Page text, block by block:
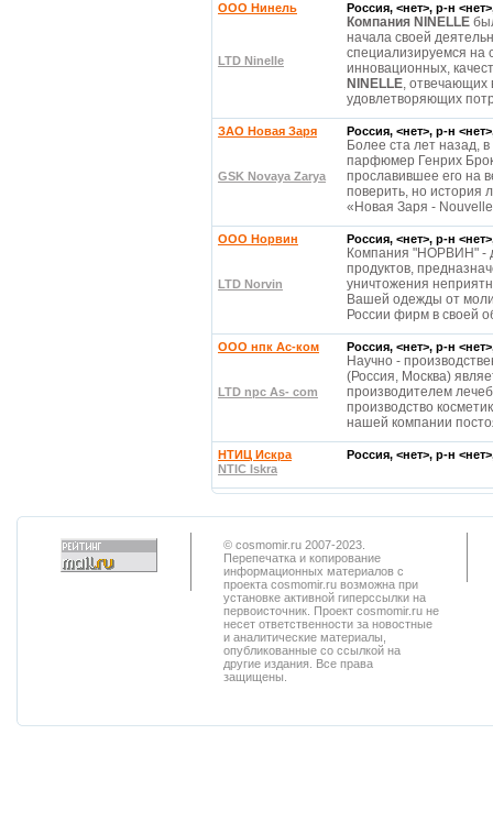
OOO Нинель Россия, <нет>, р-н
LTD Ninelle
Компания NINELLE
начала своей
специализируемся на
инновационных,
NINELLE, отвечающих
удовлетворяющих
ЗАО Новая Заря Россия, <нет>, р-н
GSK Novaya Zarya
Более ста лет назад,
парфюмер Генрих
прославившее его на
поверить, но история
«Новая Заря -
OOO Норвин Россия, <нет>, р-н
LTD Norvin
Компания "НОРВИН" -
продуктов,
уничтожения
Вашей одежды от
России фирм в своей
OOO нпк Ас-ком Россия, <нет>, р-н
LTD npc As- com
Научно -
(Россия, Москва)
производителем
производство
нашей компании
НТИЦ Искра
Россия, <нет>, р-н
NTIC Iskra
© cosmomir.ru 2007-2023.
Перепечатка и копирование
информационных материалов с
проекта cosmomir.ru возможна при
установке активной гиперссылки на
первоисточник. Проект cosmomir.ru не
несет ответственности за новостные
и аналитические материалы,
опубликованные со ссылкой на
другие издания. Все права
защищены.